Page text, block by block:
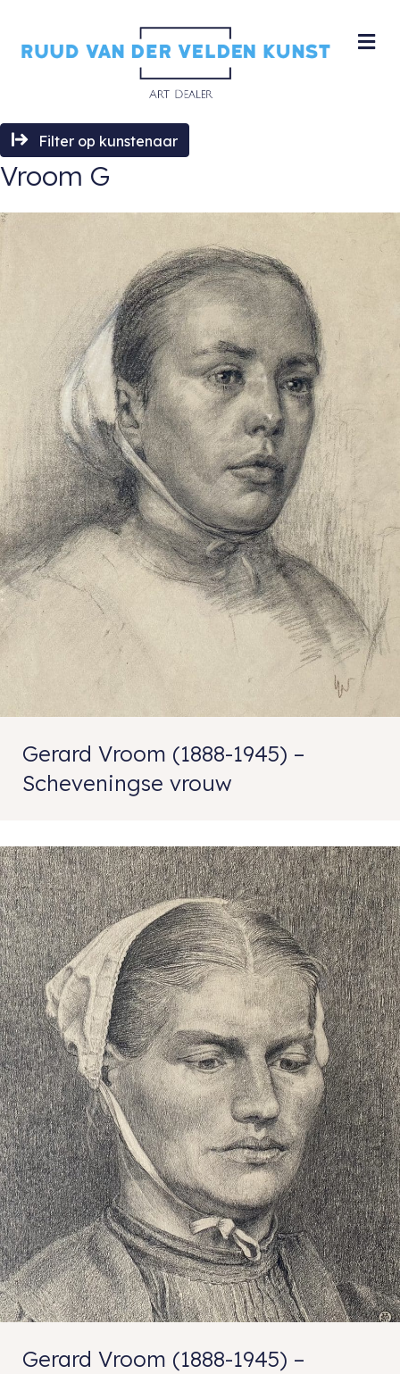
Filter op kunstenaar
Vroom G
Gerard Vroom (1888-1945) –
Scheveningse vrouw
Gerard Vroom (1888-1945) –